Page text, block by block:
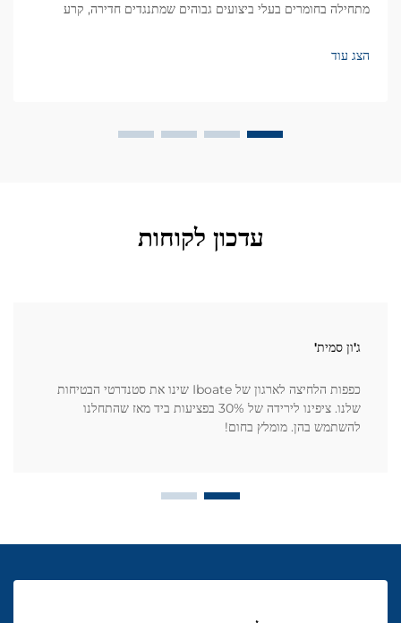
מתחילה בחומרים בעלי ביצועים גבוהים שמתנגדים חדירה, קרע
הצג עוד
עדכון לקוחות
ג'ון סמית'
כפפות הלחיצה לארגון של Iboate שינו את סטנדרטי הבטיחות
שלנו. ציפינו לירידה של 30% בפציעות ביד מאז שהתחלנו
להשתמש בהן. מומלץ בחום!